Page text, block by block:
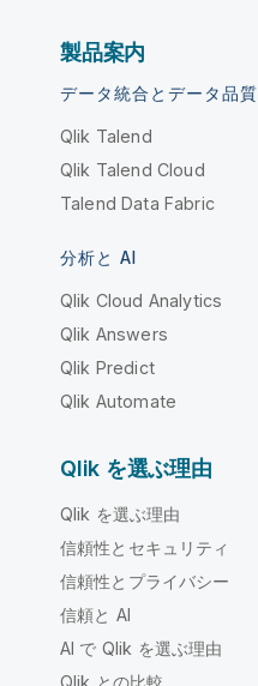
製品案内
データ統合とデータ品質
Qlik Talend
Qlik Talend Cloud
Talend Data Fabric
分析と AI
Qlik Cloud Analytics
Qlik Answers
Qlik Predict
Qlik Automate
Qlik を選ぶ理由
Qlik を選ぶ理由
信頼性とセキュリティ
信頼性とプライバシー
信頼と AI
AI で Qlik を選ぶ理由
Qlik との比較